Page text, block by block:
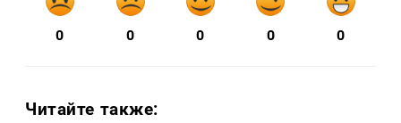
0 0 0 0 0
Читайте также: